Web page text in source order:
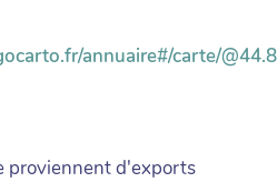
annuaire#/carte/
proviennent d'exports